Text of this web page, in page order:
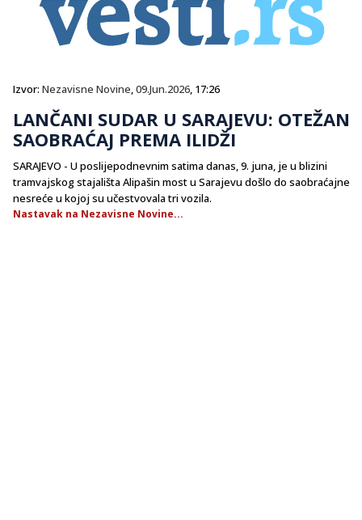
Izvor: Nezavisne Novine,09.Jun.2026, 17:26
LANČANI SUDAR U SARAJEVU: OTEŽAN
SAOBRAĆAJ PREMA ILIDŽI
SARAJEVO - U poslijepodnevnim satima danas, 9. juna, je u blizini
tramvajskog stajališta Alipašin most u Sarajevu došlo do saobraćajne
nesreće u kojoj su učestvovala tri vozila.
Nastavak na Nezavisne Novine...